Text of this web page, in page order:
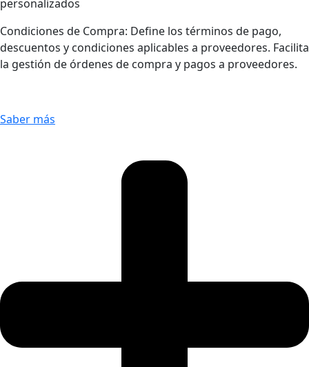
personalizados
Condiciones de Compra: Define los términos de pago,
descuentos y condiciones aplicables a proveedores. Facilita
la gestión de órdenes de compra y pagos a proveedores.
Saber más